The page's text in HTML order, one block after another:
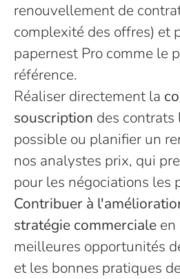
renouvellement de
complexité des offres) et
papernest Pro comme le
référence.
Réaliser directement la
souscription des contrats
possible ou planifier un
nos analystes prix, qui
pour les négociations les
Contribuer à
stratégie commerciale
meilleures opportunités
et les bonnes pratiques